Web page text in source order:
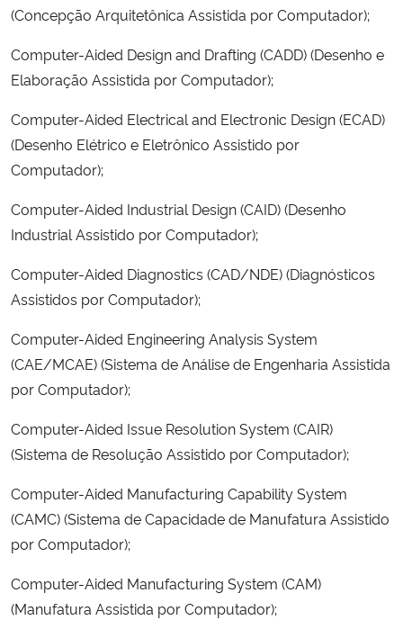
Ministério de Minas e Energia
Ministério da Ciência, Tecnologia, Inovações e Comunicações
Ministério do Meio Ambiente
Ministério do Turismo
Ministério do Desenvolvimento Regional
Ministério da Mulher, da Família e dos Direitos Humanos
Secretaria de Governo
Gabinete de Segurança Institucional
Advocacia-Geral da União
Banco Central do Brasil
(Concepção Arquitetônica Assistida por Computador);
Computer-Aided Design and Drafting (CADD) (Desenho e
Elaboração Assistida por Computador);
Computer-Aided Electrical and Electronic Design (ECAD)
(Desenho Elétrico e Eletrônico Assistido por
Computador);
Computer-Aided Industrial Design (CAID) (Desenho
Industrial Assistido por Computador);
Computer-Aided Diagnostics (CAD/NDE) (Diagnósticos
Assistidos por Computador);
Computer-Aided Engineering Analysis System
(CAE/MCAE) (Sistema de Análise de Engenharia Assistida
por Computador);
Computer-Aided Issue Resolution System (CAIR)
(Sistema de Resolução Assistido por Computador);
Computer-Aided Manufacturing Capability System
(CAMC) (Sistema de Capacidade de Manufatura Assistido
por Computador);
Computer-Aided Manufacturing System (CAM)
(Manufatura Assistida por Computador);